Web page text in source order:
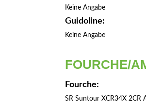
Keine Angabe
Guidoline:
Keine Angabe
FOURCHE/
Fourche:
SR Suntour XCR34X 2CR